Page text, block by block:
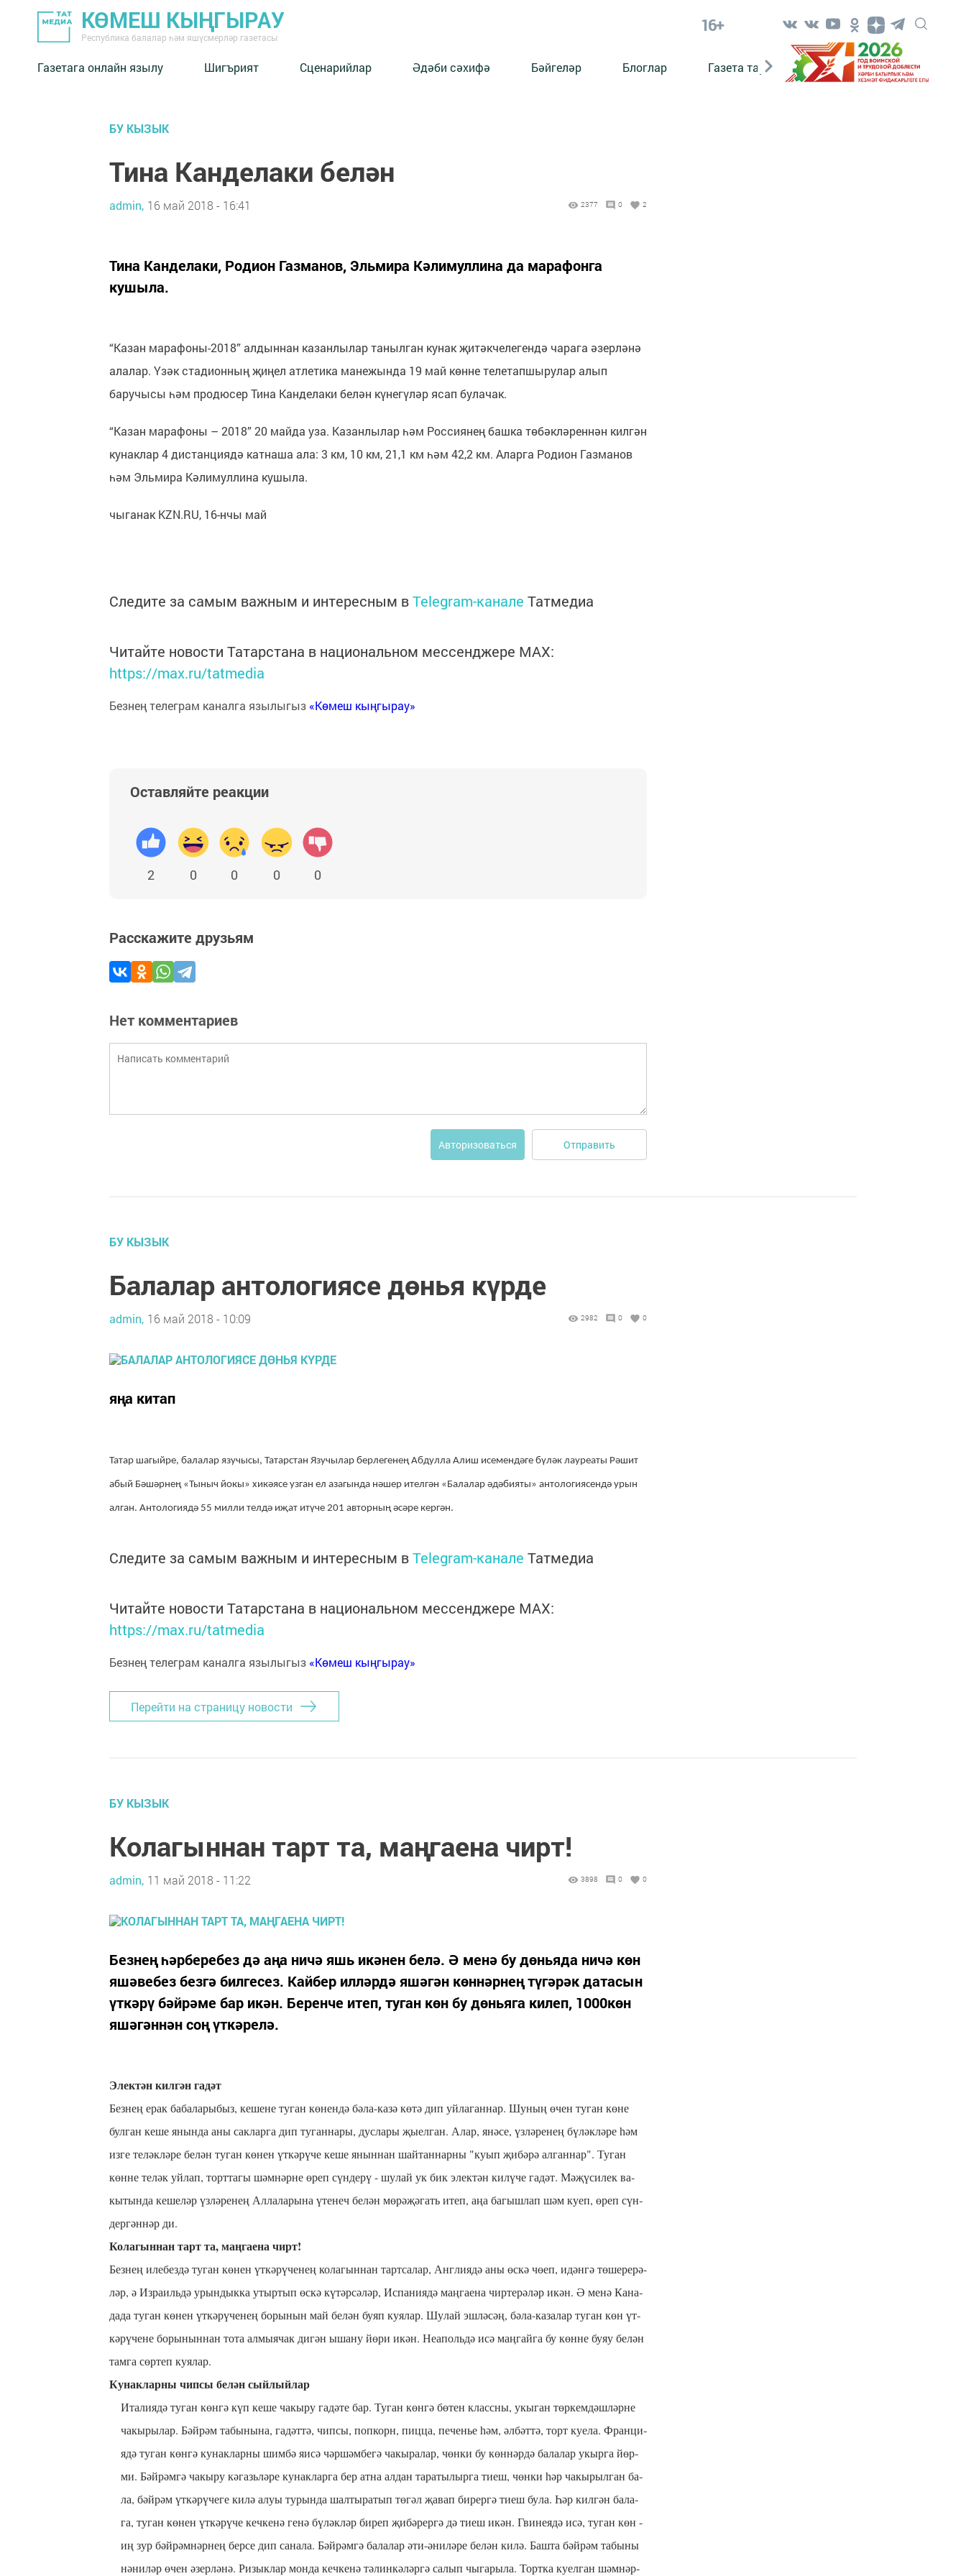
КӨМЕШ КЫҢГЫРАУ
Республика балалар һәм яшүсмерләр газетасы
16+
Газетага онлайн язылу Шигърият Сценарийлар Әдәби сәхифә Бәйгеләр Блоглар Газета тарихы Әкият Әкият
БУ КЫЗЫК
Тина Канделаки белән
admin, 16 май 2018 - 16:41 2377 0 2
Тина Канделаки, Родион Газманов, Эльмира Кәлимуллина да марафонга
кушыла.
“Казан марафоны-2018” алдыннан казанлылар танылган кунак җитәкчелегендә чарага әзерләнә
алалар. Үзәк стадионның җиңел атлетика манежында 19 май көнне телетапшырулар алып
баручысы һәм продюсер Тина Канделаки белән күнегүләр ясап булачак.
“Казан марафоны – 2018” 20 майда уза. Казанлылар һәм Россиянең башка төбәкләреннән килгән
кунаклар 4 дистанциядә катнаша ала: 3 км, 10 км, 21,1 км һәм 42,2 км. Аларга Родион Газманов
һәм Эльмира Кәлимуллина кушыла.
чыганак KZN.RU, 16-нчы май
Следите за самым важным и интересным вTelegram-канале Татмедиа
Читайте новости Татарстана в национальном мессенджере MАХ:
https://max.ru/tatmedia
Безнең телеграм каналга язылыгыз «Көмеш кыңгырау»
Оставляйте реакции
2 0 0 0 0
Расскажите друзьям
Нет комментариев
Авторизоваться Отправить
БУ КЫЗЫК
Балалар антологиясе дөнья күрде
admin, 16 май 2018 - 10:09 2982 0 0
яңа китап
Татар шагыйре, балалар язучысы, Татарстан Язучылар берлегенең Абдулла Алиш исемендәге бүләк лауреаты Рәшит
абый Бәшәрнең «Тыныч йокы» хикәясе узган ел азагында нәшер ителгән «Балалар әдәбияты» антологиясендә урын
алган. Антологиядә 55 милли телдә иҗат итүче 201 авторның әсәре кергән.
Следите за самым важным и интересным вTelegram-канале Татмедиа
Читайте новости Татарстана в национальном мессенджере MАХ:
https://max.ru/tatmedia
Безнең телеграм каналга язылыгыз «Көмеш кыңгырау»
Перейти на страницу новости
БУ КЫЗЫК
Ко­ла­гын­нан тарт та, маң­га­е­на чирт!
admin, 11 май 2018 - 11:22 3898 0 0
Без­нең һәр­бе­ре­без дә аңа ни­чә яшь икә­нен бе­лә. Ә ме­нә бу дөнь­я­да ни­чә көн
яшә­ве­без без­гә бил­ге­сез. Кай­бер ил­ләр­дә яшә­гән көн­нәр­нең тү­гә­рәк да­та­сын
үт­кә­рү бәй­рә­ме бар икән. Бе­рен­че итеп, ту­ган көн бу дөнь­я­га ки­леп, 1000көн
яшә­гән­нән соң үт­кә­ре­лә.
Электән килгән гадәт
Без­нең ерак ба­ба­ла­ры­быз, ке­ше­не ту­ган кө­нен­дә бә­ла-ка­зә кө­тә дип уй­ла­ган­нар. Шу­ның өчен ту­ган кө­не
бул­ган ке­ше янын­да аны сак­лар­га дип ту­ган­на­ры, дус­ла­ры җы­ел­ган. Алар, янә­се, үз­лә­ре­нең бү­ләк­лә­ре һәм
из­ге те­ләк­лә­ре бе­лән ту­ган кө­нен үт­кә­рү­че ке­ше янын­нан шай­тан­нар­ны "ку­ып җи­бә­рә ал­ган­нар". Ту­ган
көн­не те­ләк уй­лап, торт­та­гы шәм­нәр­не өреп сүн­де­рү - шу­лай ук бик элек­тән ки­лү­че га­дәт. Мә­җү­си­лек ва­
кы­тын­да ке­ше­ләр үз­лә­ре­нең Ал­ла­ла­ры­на үте­неч бе­лән мө­рә­җә­гать итеп, аңа ба­гыш­лап шәм ку­еп, өреп сүн­
дер­гән­нәр ди.
Ко­ла­гын­нан тарт та, маң­га­е­на чирт!
Без­нең иле­без­дә ту­ган кө­нен үт­кә­рү­че­нең ко­ла­гын­нан тарт­са­лар, Анг­ли­я­дә аны өс­кә чө­еп, идән­гә тө­ше­ре­рә­
ләр, ә Из­ра­иль­дә урын­дык­ка утыр­тып өс­кә кү­тәр­сә­ләр, Ис­па­ни­я­дә маң­га­е­на чир­те­рә­ләр икән. Ә ме­нә Ка­на­
да­да ту­ган кө­нен үт­кә­рү­че­нең бо­ры­нын май бе­лән бу­яп ку­я­лар. Шу­лай эш­лә­сәң, бә­ла-ка­за­лар ту­ган көн үт­
кә­рү­че­не бо­ры­нын­нан то­та ал­мы­я­чак ди­гән ыша­ну йө­ри икән. Не­а­поль­дә исә маң­гай­га бу көн­не буяу бе­лән
там­га сөр­теп ку­я­лар.
Ку­нак­лар­ны чип­сы бе­лән сый­лый­лар
Ита­ли­я­дә ту­ган көн­гә күп ке­ше ча­кы­ру га­дә­те бар. Ту­ган көн­гә бө­тен класс­ны, укы­ган төр­кем­дәш­ләр­не
ча­кы­ры­лар. Бәй­рәм та­бы­ны­на, га­дәт­тә, чип­сы, поп­корн, пиц­ца, пе­ченье һәм, әл­бәт­тә, торт ку­е­ла. Фран­ци­
я­дә ту­ган көн­гә ку­нак­лар­ны шим­бә яи­сә чәр­шәм­бе­гә ча­кы­ра­лар, чөн­ки бу көн­нәр­дә ба­ла­лар укыр­га йөр­
ми. Бәй­рәм­гә ча­кы­ру кә­газь­лә­ре ку­нак­лар­га бер ат­на ал­дан та­ра­ты­лыр­га ти­еш, чөн­ки һәр ча­кы­рыл­ган ба­
ла, бәй­рәм үт­кә­рү­че­ге ки­лә алуы ту­рын­да шал­ты­ра­тып тө­гәл җа­вап би­рер­гә ти­еш бу­ла. Һәр кил­гән ба­ла­
га, ту­ган кө­нен үт­кә­рү­че кеч­ке­нә ге­нә бү­ләк­ләр би­реп җи­бә­рер­гә дә ти­еш икән. Гви­не­я­дә исә, ту­ган көн -
иң зур бәй­рәм­нәр­нең бер­се дип са­на­ла. Бәй­рәм­гә ба­ла­лар әти-әни­лә­ре бе­лән ки­лә. Баш­та бәй­рәм та­бы­ны
нә­ни­ләр өчен әзер­лә­нә. Ри­зык­лар мон­да кеч­ке­нә тә­лин­кә­ләр­гә са­лып чы­га­ры­ла. Торт­ка ку­ел­ган шәм­нәр­